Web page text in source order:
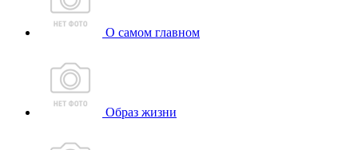
О самом главном
Образ жизни